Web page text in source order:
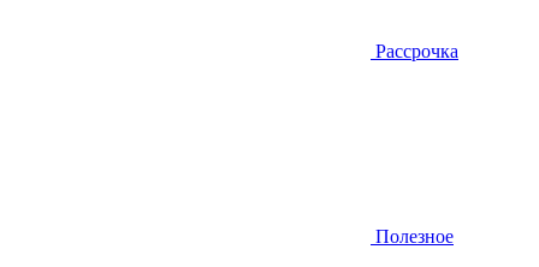
Рассрочка
Полезное